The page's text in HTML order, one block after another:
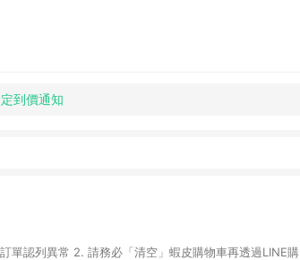
到價通知
單認列異常 2. 請務必「清空」蝦皮購物車再透過LINE購